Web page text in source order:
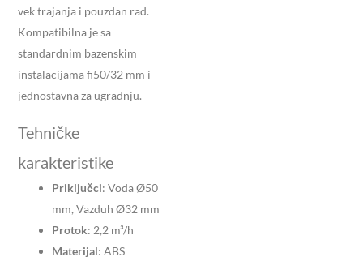
vek trajanja i pouzdan rad.
Kompatibilna je sa
standardnim bazenskim
instalacijama fi50/32 mm i
jednostavna za ugradnju.
Tehničke
karakteristike
Priključci: Voda Ø50
mm, Vazduh Ø32 mm
Protok: 2,2 m³/h
Materijal: ABS